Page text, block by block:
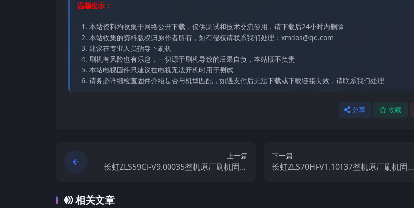
温馨提示：
本站资料均收集于网络公开下载，仅供测试和技术交流使用，请下载后24小时内删除
本站收集的资料版权归原作者所有，如有侵权请联系我们处理：xmdos@qq.com
建议在专业人员指导下刷机
刷机有风险也有乐趣，一切源于刷机导致的后果自负，本站概不负责
本站电视固件只建议在电视无法开机时用于测试
请务必详细检查固件介绍是否与机型匹配，如遇支付后无法下载或下载链接失效，请联系我们处理
分享 收藏
上一篇
长虹ZLS59Gi-V9.00035整机原厂刷机固件
下一篇
长虹ZLS70Hi-V1.10137整机原厂刷机固件
相关文章